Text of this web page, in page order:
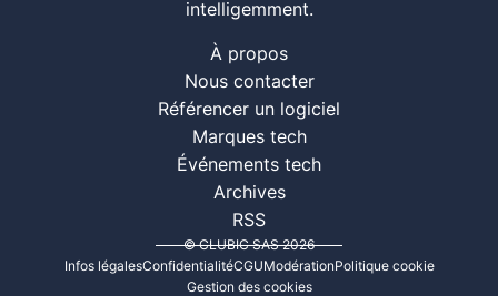
intelligemment.
À propos
Nous contacter
Référencer un logiciel
Marques tech
Événements tech
Archives
RSS
© CLUBIC SAS 2026
Infos légalesConfidentialitéCGUModérationPolitique cookie
Gestion des cookies